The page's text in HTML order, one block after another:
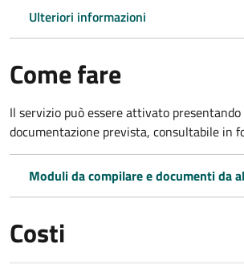
Ulteriori informazioni
Come fare
Il servizio può essere attivato
documentazione prevista, consultabile in
Moduli da compilare e documenti da
Costi